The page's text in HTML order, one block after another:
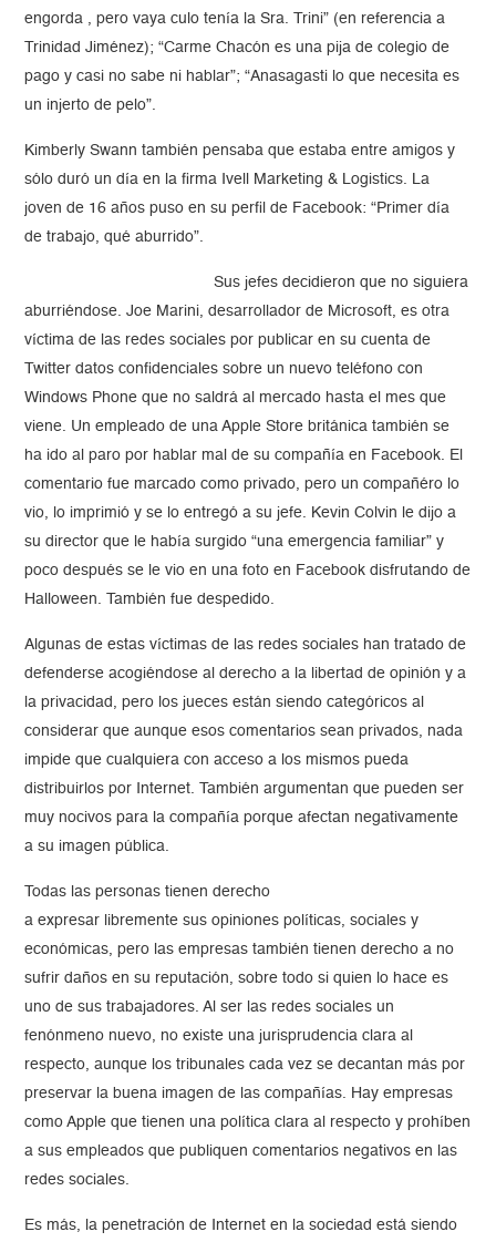
engorda , pero vaya culo tenía la Sra. Trini” (en referencia a
Trinidad Jiménez); “Carme Chacón es una pija de colegio de
pago y casi no sabe ni hablar”; “Anasagasti lo que necesita es
un injerto de pelo”.
Kimberly Swann también pensaba que estaba entre amigos y
sólo duró un día en la firma Ivell Marketing & Logistics. La
joven de 16 años puso en su perfil de Facebook: “Primer día
de trabajo, qué aburrido”.
Sus jefes decidieron que no siguiera
aburriéndose. Joe Marini, desarrollador de Microsoft, es otra
víctima de las redes sociales por publicar en su cuenta de
Twitter datos confidenciales sobre un nuevo teléfono con
Windows Phone que no saldrá al mercado hasta el mes que
viene. Un empleado de una Apple Store británica también se
ha ido al paro por hablar mal de su compañía en Facebook. El
comentario fue marcado como privado, pero un compañéro lo
vio, lo imprimió y se lo entregó a su jefe. Kevin Colvin le dijo a
su director que le había surgido “una emergencia familiar” y
poco después se le vio en una foto en Facebook disfrutando de
Halloween. También fue despedido.
Algunas de estas víctimas de las redes sociales han tratado de
defenderse acogiéndose al derecho a la libertad de opinión y a
la privacidad, pero los jueces están siendo categóricos al
considerar que aunque esos comentarios sean privados, nada
impide que cualquiera con acceso a los mismos pueda
distribuirlos por Internet. También argumentan que pueden ser
muy nocivos para la compañía porque afectan negativamente
a su imagen pública.
Todas las personas tienen derecho
a expresar libremente sus opiniones políticas, sociales y
económicas, pero las empresas también tienen derecho a no
sufrir daños en su reputación, sobre todo si quien lo hace es
uno de sus trabajadores. Al ser las redes sociales un
fenónmeno nuevo, no existe una jurisprudencia clara al
respecto, aunque los tribunales cada vez se decantan más por
preservar la buena imagen de las compañías. Hay empresas
como Apple que tienen una política clara al respecto y prohíben
a sus empleados que publiquen comentarios negativos en las
redes sociales.
Es más, la penetración de Internet en la sociedad está siendo